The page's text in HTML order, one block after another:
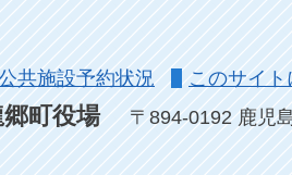
共施設予約状況 このサイト
町役場 〒894-0192 鹿児